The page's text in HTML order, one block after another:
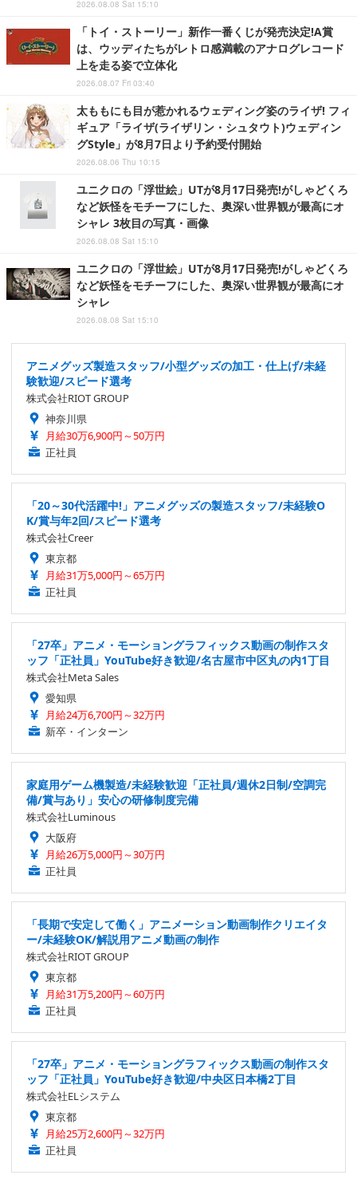
2026.08.08 Sat 15:10
「トイ・ストーリー」新作一番くじが発売決定!A賞
は、ウッディたちがレトロ感満載のアナログレコード
上を走る姿で立体化
2026.08.07 Fri 03:40
太ももにも目が惹かれるウェディング姿のライザ! フィ
ギュア「ライザ(ライザリン・シュタウト)ウェディン
グStyle」が8月7日より予約受付開始
2026.08.06 Thu 10:15
ユニクロの「浮世絵」UTが8月17日発売!がしゃどくろ
など妖怪をモチーフにした、奥深い世界観が最高にオ
シャレ 3枚目の写真・画像
2026.08.08 Sat 15:10
ユニクロの「浮世絵」UTが8月17日発売!がしゃどくろ
など妖怪をモチーフにした、奥深い世界観が最高にオ
シャレ
2026.08.08 Sat 15:10
アニメグッズ製造スタッフ/小型グッズの加工・仕上げ/未経
験歓迎/スピード選考
株式会社RIOT GROUP
神奈川県
月給30万6,900円～50万円
正社員
「20～30代活躍中!」アニメグッズの製造スタッフ/未経験O
K/賞与年2回/スピード選考
株式会社Creer
東京都
月給31万5,000円～65万円
正社員
「27卒」アニメ・モーショングラフィックス動画の制作スタ
ッフ「正社員」YouTube好き歓迎/名古屋市中区丸の内1丁目
株式会社Meta Sales
愛知県
月給24万6,700円～32万円
新卒・インターン
家庭用ゲーム機製造/未経験歓迎「正社員/週休2日制/空調完
備/賞与あり」安心の研修制度完備
株式会社Luminous
大阪府
月給26万5,000円～30万円
正社員
「長期で安定して働く」アニメーション動画制作クリエイタ
ー/未経験OK/解説用アニメ動画の制作
株式会社RIOT GROUP
東京都
月給31万5,200円～60万円
正社員
「27卒」アニメ・モーショングラフィックス動画の制作スタ
ッフ「正社員」YouTube好き歓迎/中央区日本橋2丁目
株式会社ELシステム
東京都
月給25万2,600円～32万円
正社員